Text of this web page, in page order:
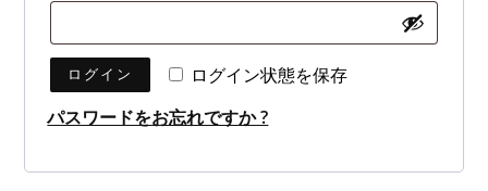
ログイン状態を保存
ログイン
パスワードをお忘れですか ?